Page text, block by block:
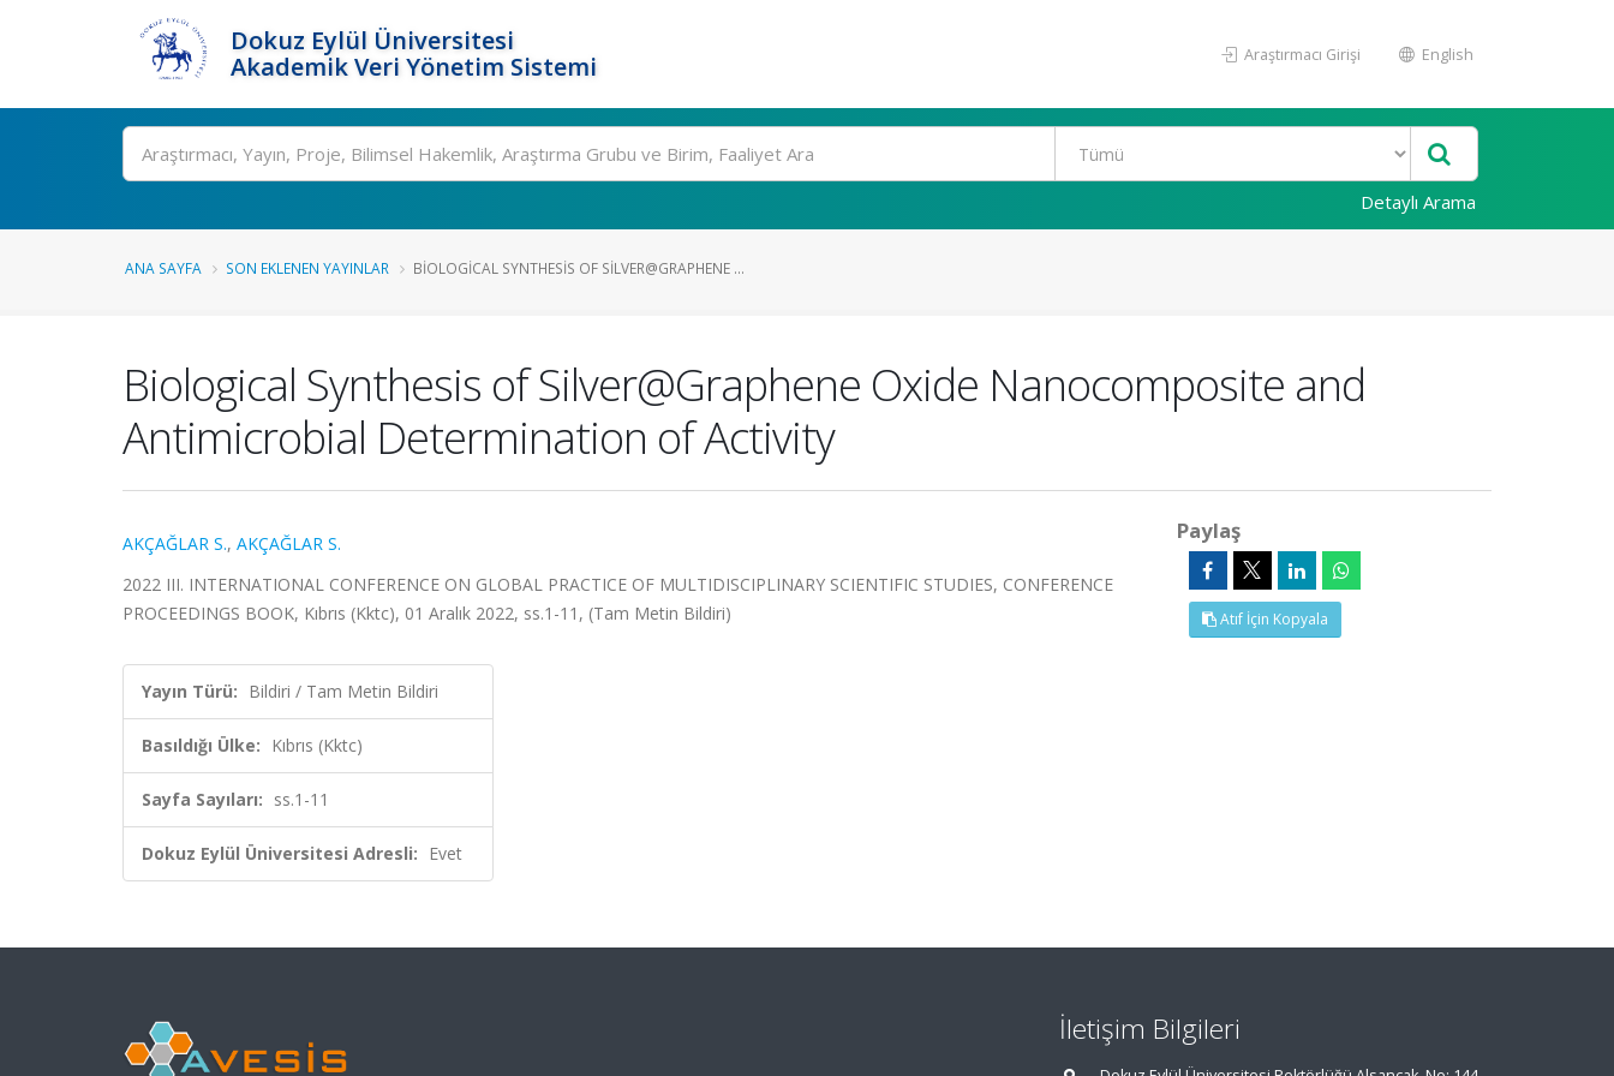
Dokuz Eylül Üniversitesi
Akademik Veri Yönetim Sistemi
Araştırmacı Girişi English
Ara
Detaylı Arama
ANA SAYFA SON EKLENEN YAYINLAR BIOLOGICAL SYNTHESIS OF SILVER@GRAPHENE ...
Biological Synthesis of Silver@Graphene Oxide Nanocomposite and
Antimicrobial Determination of Activity
AKÇAĞLAR S., AKÇAĞLAR S.
2022 III. INTERNATIONAL CONFERENCE ON GLOBAL PRACTICE OF MULTIDISCIPLINARY SCIENTIFIC STUDIES, CONFERENCE
PROCEEDINGS BOOK, Kıbrıs (Kktc), 01 Aralık 2022, ss.1-11, (Tam Metin Bildiri)
Yayın Türü: Bildiri / Tam Metin Bildiri
Basıldığı Ülke: Kıbrıs (Kktc)
Sayfa Sayıları: ss.1-11
Dokuz Eylül Üniversitesi Adresli: Evet
Paylaş
Atıf İçin Kopyala
İletişim Bilgileri